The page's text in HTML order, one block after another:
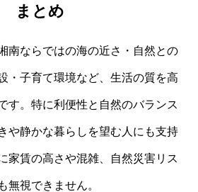
まとめ
南ならではの海の近さ・自然との
・子育て環境など、生活の質を高
す。特に利便性と自然のバランス
や静かな暮らしを望む人にも支持
家賃の高さや混雑、自然災害リス
無視できません。